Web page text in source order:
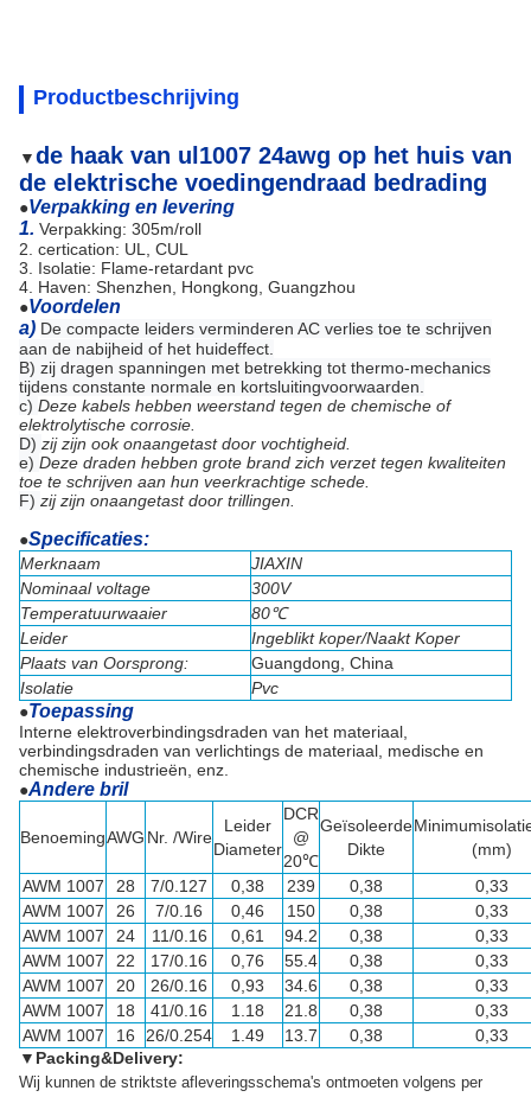
Productbeschrijving
▼de haak van ul1007 24awg op het huis van
de elektrische voedingendraad bedrading
●Verpakking en levering
1. Verpakking: 305m/roll
2. certication: UL, CUL
3. Isolatie: Flame-retardant pvc
4. Haven: Shenzhen, Hongkong, Guangzhou
●Voordelen
a) De compacte leiders verminderen AC verlies toe te schrijven
aan de nabijheid of het huideffect.
B) zij dragen spanningen met betrekking tot thermo-mechanics
tijdens constante normale en kortsluitingvoorwaarden.
c) Deze kabels hebben weerstand tegen de chemische of
elektrolytische corrosie.
D) zij zijn ook onaangetast door vochtigheid.
e) Deze draden hebben grote brand zich verzet tegen kwaliteiten
toe te schrijven aan hun veerkrachtige schede.
F) zij zijn onaangetast door trillingen.
●Specificaties:
Merknaam
JIAXIN
Nominaal voltage
300V
Temperatuurwaaier
80℃
Leider
Ingeblikt koper/Naakt Koper
Plaats van Oorsprong:
Guangdong, China
Isolatie
Pvc
●Toepassing
Interne elektroverbindingsdraden van het materiaal,
verbindingsdraden van verlichtings de materiaal, medische en
chemische industrieën, enz.
●Andere bril
BenoemingAWG Nr. /Wire
Leider
Diameter
DCR
@
20℃
Geïsoleerde
Dikte
(mm)
AWM 1007
28 7/0.127 0,38 239 0,38
0,33
AWM 1007
26 7/0.16 0,46 150 0,38
0,33
AWM 1007
24 11/0.16 0,61 94.2 0,38
0,33
AWM 1007
22 17/0.16 0,76 55.4 0,38
0,33
AWM 1007
20 26/0.16 0,93 34.6 0,38
0,33
AWM 1007
18 41/0.16 1.18 21.8 0,38
0,33
AWM 1007
16 26/0.254 1.49 13.7 0,38
0,33
▼ Packing&Delivery:
Wij kunnen de striktste afleveringsschema's ontmoeten volgens per